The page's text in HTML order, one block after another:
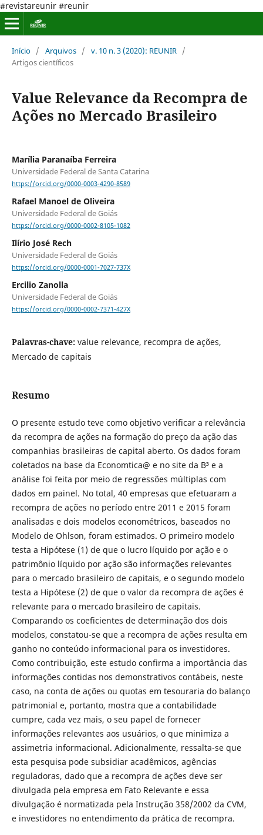
#revistareunir #reunir
Início / Arquivos / v. 10 n. 3 (2020): REUNIR /
Artigos científicos
Value Relevance da Recompra de
Ações no Mercado Brasileiro
Marília Paranaíba Ferreira
Universidade Federal de Santa Catarina
https://orcid.org/0000-0003-4290-8589
Rafael Manoel de Oliveira
Universidade Federal de Goiás
https://orcid.org/0000-0002-8105-1082
Ilírio José Rech
Universidade Federal de Goiás
https://orcid.org/0000-0001-7027-737X
Ercilio Zanolla
Universidade Federal de Goiás
https://orcid.org/0000-0002-7371-427X
Palavras-chave: value relevance, recompra de ações,
Mercado de capitais
Resumo
O presente estudo teve como objetivo verificar a relevância
da recompra de ações na formação do preço da ação das
companhias brasileiras de capital aberto. Os dados foram
coletados na base da Economtica@ e no site da B³ e a
análise foi feita por meio de regressões múltiplas com
dados em painel. No total, 40 empresas que efetuaram a
recompra de ações no período entre 2011 e 2015 foram
analisadas e dois modelos econométricos, baseados no
Modelo de Ohlson, foram estimados. O primeiro modelo
testa a Hipótese (1) de que o lucro líquido por ação e o
patrimônio líquido por ação são informações relevantes
para o mercado brasileiro de capitais, e o segundo modelo
testa a Hipótese (2) de que o valor da recompra de ações é
relevante para o mercado brasileiro de capitais.
Comparando os coeficientes de determinação dos dois
modelos, constatou-se que a recompra de ações resulta em
ganho no conteúdo informacional para os investidores.
Como contribuição, este estudo confirma a importância das
informações contidas nos demonstrativos contábeis, neste
caso, na conta de ações ou quotas em tesouraria do balanço
patrimonial e, portanto, mostra que a contabilidade
cumpre, cada vez mais, o seu papel de fornecer
informações relevantes aos usuários, o que minimiza a
assimetria informacional. Adicionalmente, ressalta-se que
esta pesquisa pode subsidiar acadêmicos, agências
reguladoras, dado que a recompra de ações deve ser
divulgada pela empresa em Fato Relevante e essa
divulgação é normatizada pela Instrução 358/2002 da CVM,
e investidores no entendimento da prática de recompra.